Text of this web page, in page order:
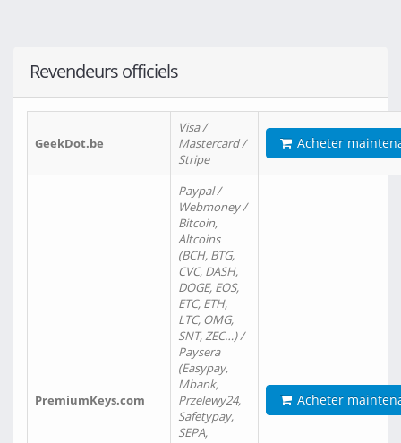
Revendeurs officiels
GeekDot.be
Visa /
Mastercard /
Stripe
Acheter
PremiumKeys.com
Paypal /
Webmoney /
Bitcoin,
Altcoins
(BCH, BTG,
CVC, DASH,
DOGE, EOS,
ETC, ETH,
LTC, OMG,
SNT, ZEC…) /
Paysera
(Easypay,
Mbank,
Przelewy24,
Safetypay,
SEPA,
Acheter